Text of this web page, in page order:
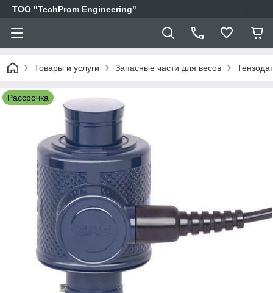
ТОО "TechProm Engineering"
Товары и услуги Запасные части для весов
Рассрочка